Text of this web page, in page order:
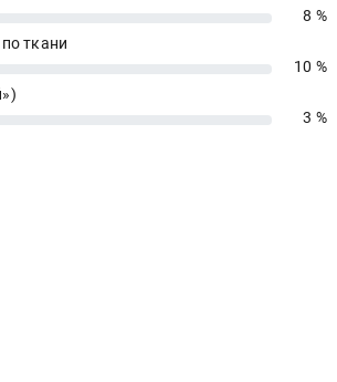
8 %
ткани
10 %
3 %